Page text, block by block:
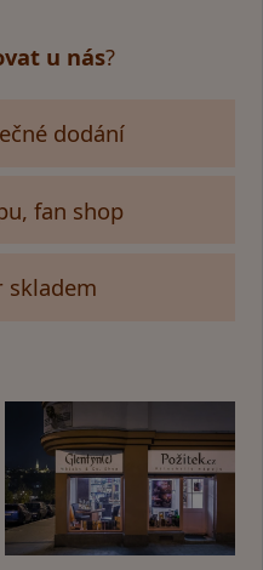
u nás?
dodání
fan shop
skladem